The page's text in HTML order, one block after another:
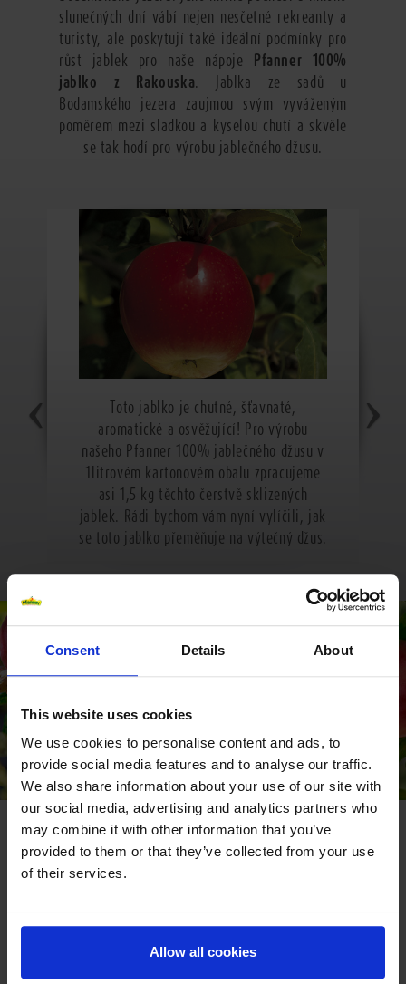
Consent Details About
This website uses cookies
We use cookies to personalise content and ads, to
provide social media features and to analyse our traffic.
We also share information about your use of our site with
our social media, advertising and analytics partners who
may combine it with other information that you’ve
provided to them or that they’ve collected from your use
of their services.
Allow all cookies
slunečných dní vábí nejen nesčetné rekreanty a
turisty, ale poskytují také ideální podmínky pro
růst jablek pro naše nápoje
Pfanner 100%
jablko z Rakouska. Jablka ze sadů u
Bodamského jezera zaujmou svým vyváženým
poměrem mezi sladkou a kyselou chutí a skvěle
se tak hodí pro výrobu jablečného džusu.
Toto jablko je chutné, šťavnaté,
aromatické a osvěžující! Pro výrobu
našeho Pfanner 100% jablečného džusu v
1litrovém kartonovém obalu zpracujeme
asi 1,5 kg těchto čerstvě sklizených
jablek. Rádi bychom vám nyní vylíčili, jak
se toto jablko přeměňuje na výtečný džus.
GO SOUTH
V mírném podnebí Turecka se daří rajskému
považováno za symbol života a plodnosti. Název
tohoto ovoce pochází z latiny a znamená v
překladu „s jadérky“. Granátové jablko obsahuje